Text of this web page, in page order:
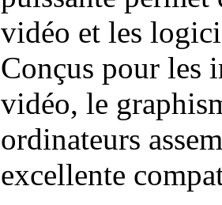
vidéo et les
Conçus pour les
vidéo, le
ordinateurs
excellente